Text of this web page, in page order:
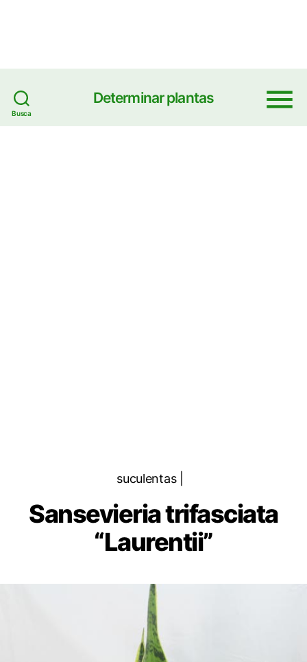
Busca
Determinar plantas Menu
Categorias
suculentas |
Sansevieria trifasciata
“Laurentii”